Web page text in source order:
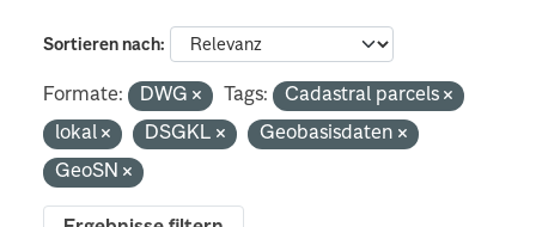
Sortieren nach
Formate: DWG Tags:
Cadastral parcels
lokal
DSGKL
Geobasisdaten
GeoSN